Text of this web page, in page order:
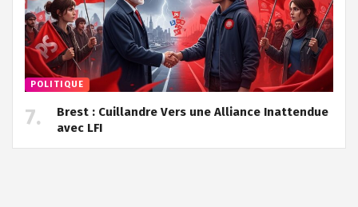
POLITIQUE
Brest : Cuillandre Vers une Alliance Inattendue
avec LFI